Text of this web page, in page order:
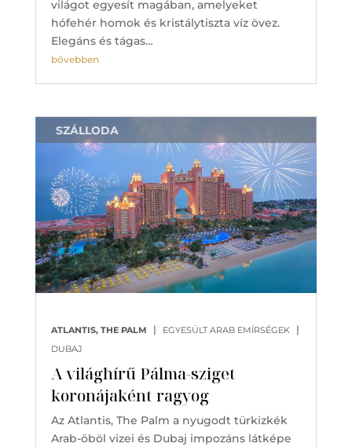
világot egyesít magában, amelyeket
hófehér homok és kristálytiszta víz övez.
Elegáns és tágas…
bővebben
A világhírű Pálma-sziget
koronájaként ragyog
ATLANTIS, THE PALM | EGYESÜLT ARAB EMÍRSÉGEK |
DUBAJ
SZÁLLODA
Az Atlantis, The Palm a nyugodt türkizkék
Arab-öböl vizei és Dubaj impozáns látképe